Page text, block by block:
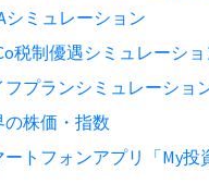
シミュレーション
税制優遇シミュレーショ
フプランシミュレーショ
の株価・指数
ートフォンアプリ「My投